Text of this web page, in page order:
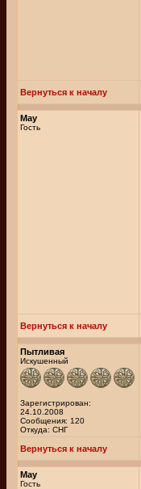
Вернуться к началу
May
Гость
Вернуться к началу
Пытливая
Искушенный
Зарегистрирован:
24.10.2008
Сообщения: 120
Откуда: СНГ
Вернуться к началу
May
Гость